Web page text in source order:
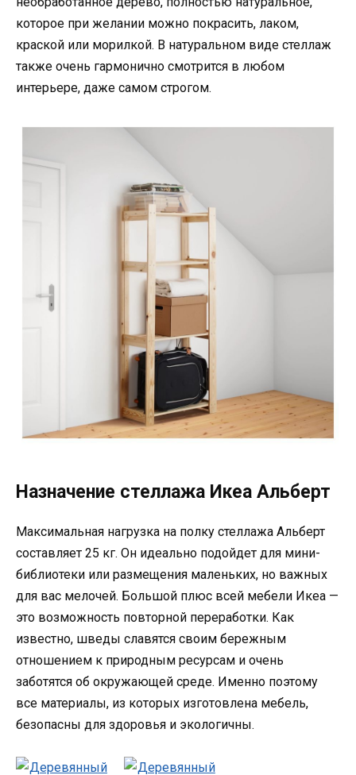
которое при желании можно покрасить, лаком,
краской или морилкой. В натуральном виде стеллаж
также очень гармонично смотрится в любом
интерьере, даже самом строгом.
Назначение стеллажа Икеа Альберт
Максимальная нагрузка на полку стеллажа Альберт
составляет 25 кг. Он идеально подойдет для мини-
библиотеки или размещения маленьких, но важных
для вас мелочей. Большой плюс всей мебели Икеа —
это возможность повторной переработки. Как
известно, шведы славятся своим бережным
отношением к природным ресурсам и очень
заботятся об окружающей среде. Именно поэтому
все материалы, из которых изготовлена мебель,
безопасны для здоровья и экологичны.